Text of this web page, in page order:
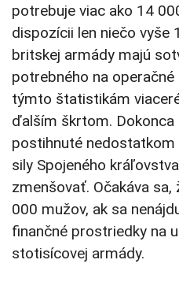
potrebuje viac ako 14
dispozícii len niečo vyše
britskej armády majú
potrebného na operačné
týmto štatistikám
ďalším škrtom. Dokonca
postihnuté nedostatkom
sily Spojeného
zmenšovať. Očakáva sa,
000 mužov, ak sa
finančné prostriedky na
stotisícovej armády.